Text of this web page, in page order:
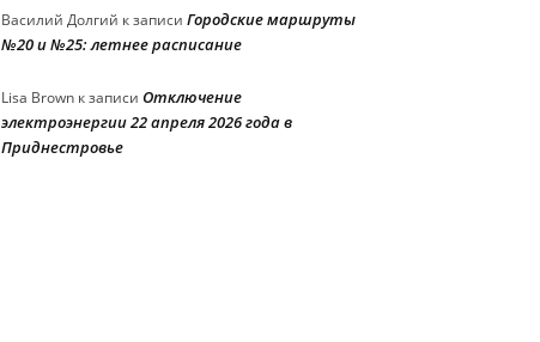
Василий Долгий к записи Городские маршруты
№20 и №25: летнее расписание
Lisa Brown к записи Отключение
электроэнергии 22 апреля 2026 года в
Приднестровье